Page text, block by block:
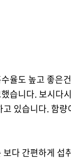
율도 높고 좋은
습니다. 보시
있습니다. 함
다 간편하게